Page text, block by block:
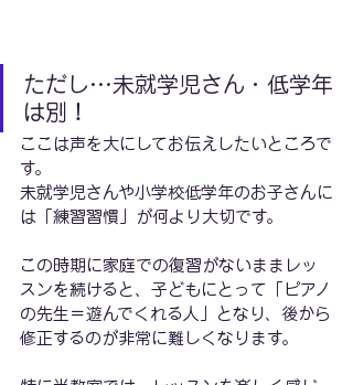
ただし…未就学児さん・低学年
は別！
ここは声を大にしてお伝えしたいところで
す。
未就学児さんや小学校低学年のお子さんに
は「練習習慣」が何より大切です。
この時期に家庭での復習がないままレッ
スンを続けると、子どもにとって「ピアノ
の先生＝遊んでくれる人」となり、後から
修正するのが非常に難しくなります。